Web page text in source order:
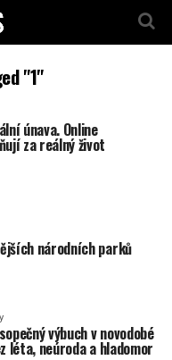
"1"
únava. Online
za reálný život
národních parků
výbuch v novodobé
léta, neúroda a hladomor